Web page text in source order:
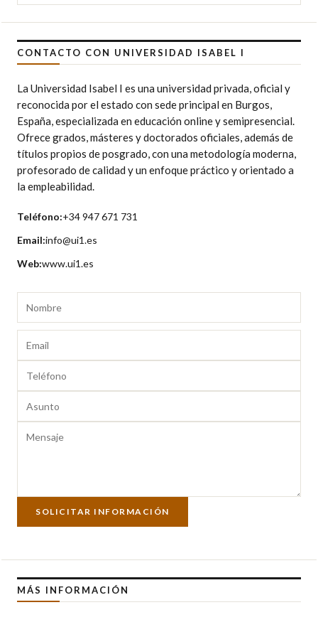
CONTACTO CON UNIVERSIDAD ISABEL I
La Universidad Isabel I es una universidad privada, oficial y
reconocida por el estado con sede principal en Burgos,
España, especializada en educación online y semipresencial.
Ofrece grados, másteres y doctorados oficiales, además de
títulos propios de posgrado, con una metodología moderna,
profesorado de calidad y un enfoque práctico y orientado a
la empleabilidad.
Teléfono:+34 947 671 731
Email:info@ui1.es
Web:www.ui1.es
SOLICITAR INFORMACIÓN
MÁS INFORMACIÓN